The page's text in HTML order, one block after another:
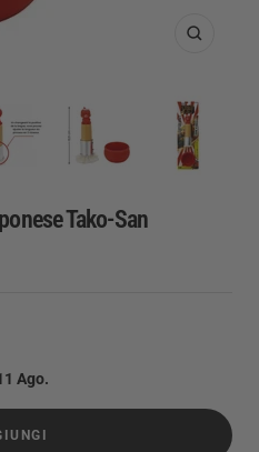
Tako-San
Ago.